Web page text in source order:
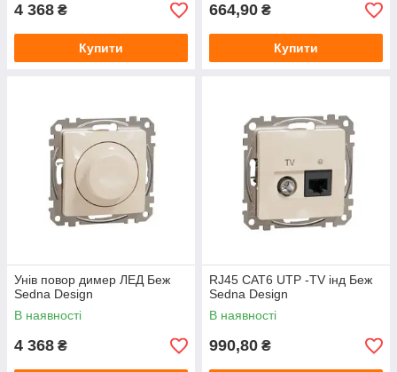
4 368 ₴
Купити
664,90 ₴
Купити
Унів повор димер ЛЕД Беж
Sedna Design
В наявності
4 368 ₴
RJ45 CAT6 UTP -TV інд Беж
Sedna Design
В наявності
990,80 ₴